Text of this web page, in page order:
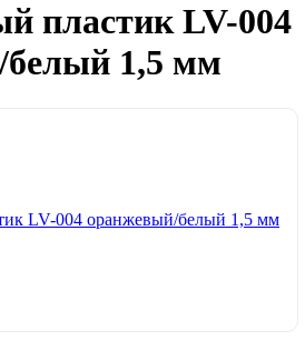
пластик LV-004
1,5 мм